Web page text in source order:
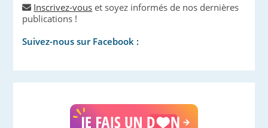
Inscrivez-vous et soyez informés de nos dernières
publications !
Suivez-nous sur Facebook :